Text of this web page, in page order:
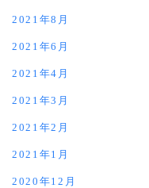
2021年8月
2021年6月
2021年4月
2021年3月
2021年2月
2021年1月
2020年12月